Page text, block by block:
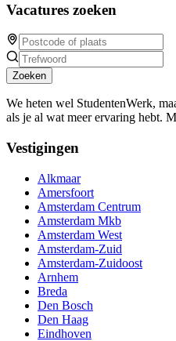
Vacatures zoeken
Zoeken
We heten wel StudentenWerk,
als je al wat meer ervaring hebt.
Vestigingen
Alkmaar
Amersfoort
Amsterdam Centrum
Amsterdam Mkb
Amsterdam West
Amsterdam-Zuid
Amsterdam-Zuidoost
Arnhem
Breda
Den Bosch
Den Haag
Eindhoven